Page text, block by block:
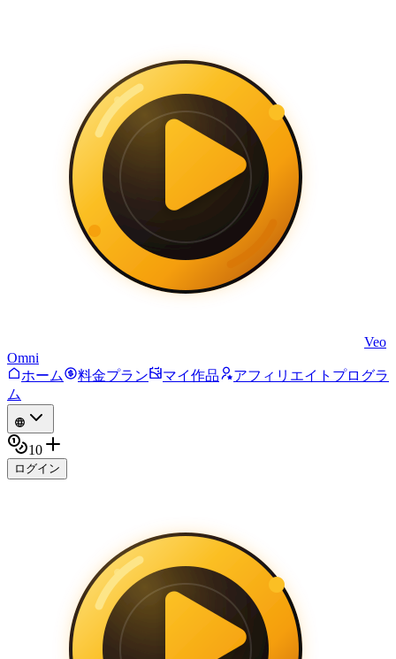
Veo
Omni
ホーム
料金プラン マイ作品
アフィリエイトプログラ
ム
10
ログイン